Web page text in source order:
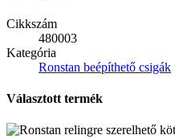
Cikkszám
480003
Kategória
Ronstan beépíthető csigák
Választott termék